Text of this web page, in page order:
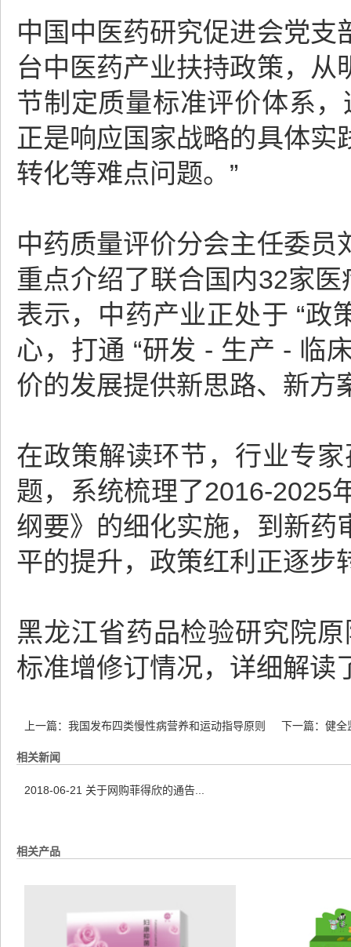
中国中医药研究促进会党
台中医药产业扶持政策，
节制定质量标准评价体系
正是响应国家战略的具体
转化等难点问题。”
中药质量评价分会主任委
重点介绍了联合国内32家
表示，中药产业正处于 “政
心，打通 “研发 - 生产 - 临
价的发展提供新思路、新方
在政策解读环节，行业专
题，系统梳理了2016-2025
纲要》的细化实施，到新药
平的提升，政策红利正逐步
黑龙江省药品检验研究院
标准增修订情况，详细解读
上一篇： 我国发布四类慢性病营养和运动指导原则 下一篇： 健全
相关新闻
2018-06-21 关于网购菲得欣的通告...
相关产品